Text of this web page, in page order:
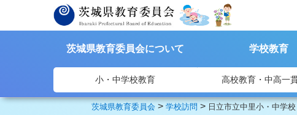
茨城県教育委員会について 学校教育
小・中学校教育 高校教育・中高一
茨城県教育委員会 >学校訪問 > 日立市立中里小・中学